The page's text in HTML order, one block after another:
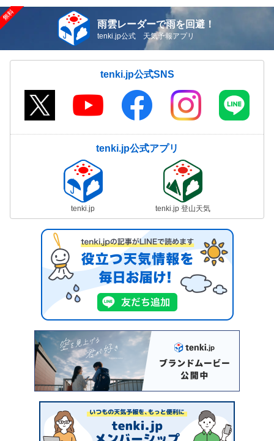
雨雲レーダーで雨を回避！
tenki.jp公式 天気予報アプリ
tenki.jp公式SNS
tenki.jp公式アプリ
tenki.jp tenki.jp 登山天気